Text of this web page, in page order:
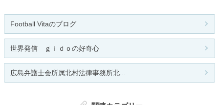
Football Vitaのブログ
世界発信 ｇｉｄｏの好奇心
広島弁護士会所属北村法律事務所北...